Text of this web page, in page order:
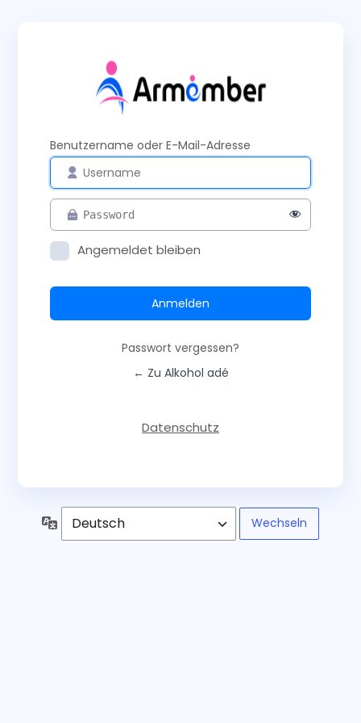
Benutzername oder E-Mail-Adresse
Angemeldet bleiben
Passwort vergessen?
← Zu Alkohol adé
Datenschutz
Sprache